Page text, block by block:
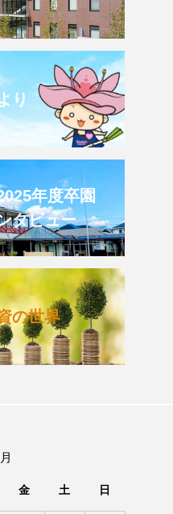
り
年度卒園
タビュー
の世界
金 土 日